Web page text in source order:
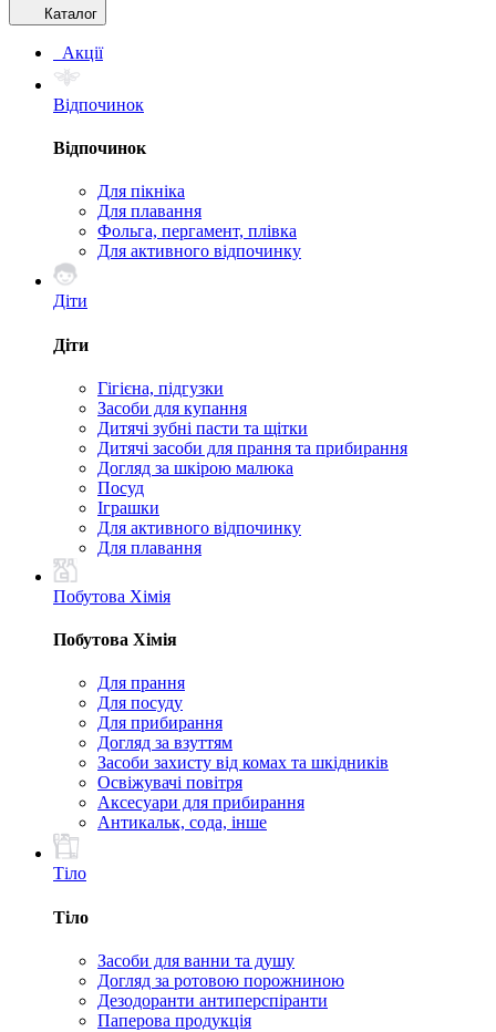
Каталог
Акції
Відпочинок
Відпочинок
Для пікніка
Для плавання
Фольга, пергамент, плівка
Для активного відпочинку
Діти
Діти
Гігієна, підгузки
Засоби для купання
Дитячі зубні пасти та щітки
Дитячі засоби для прання та прибирання
Догляд за шкірою малюка
Посуд
Іграшки
Для активного відпочинку
Для плавання
Побутова Хімія
Побутова Хімія
Для прання
Для посуду
Для прибирання
Догляд за взуттям
Засоби захисту від комах та шкідників
Освіжувачі повітря
Аксесуари для прибирання
Антикальк, сода, інше
Тіло
Тіло
Засоби для ванни та душу
Догляд за ротовою порожниною
Дезодоранти антиперспіранти
Паперова продукція